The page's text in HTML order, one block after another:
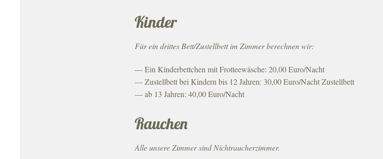
Kinder
Für ein drittes Bett/Zustellbett im Zimmer berechnen wir:
Ein Kinderbettchen mit Frotteewäsche: 20,00 Euro/Nacht
Zustellbett bei Kindern bis 12 Jahren: 30,00 Euro/Nacht Zustellbett
ab 13 Jahren: 40,00 Euro/Nacht
Rauchen
Alle unsere Zimmer sind Nichtraucherzimmer.